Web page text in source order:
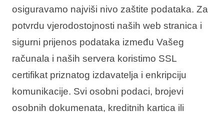
osiguravamo najviši nivo zaštite podataka. Za
potvrdu vjerodostojnosti naših web stranica i
sigurni prijenos podataka između Vašeg
računala i naših servera koristimo SSL
certifikat priznatog izdavatelja i enkripciju
komunikacije. Svi osobni podaci, brojevi
osobnih dokumenata, kreditnih kartica ili